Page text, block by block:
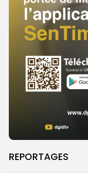
REPORTAGES